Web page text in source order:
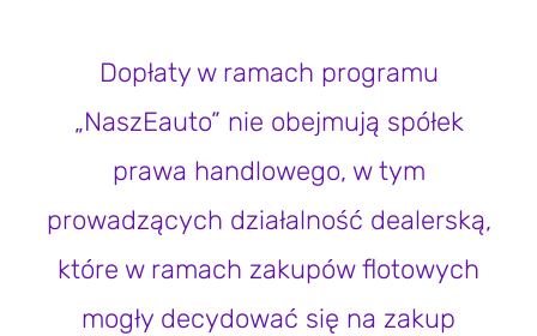
Dopłaty w ramach programu
„NaszEauto” nie obejmują spółek
prawa handlowego, w tym
prowadzących działalność dealerską,
które w ramach zakupów flotowych
mogły decydować się na zakup